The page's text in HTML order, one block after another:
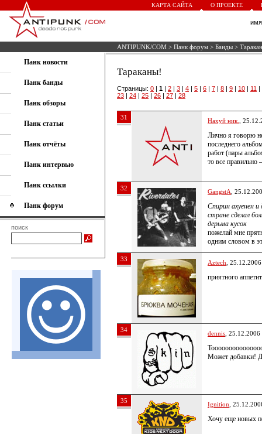
КАРТА САЙТА О ПРОЕКТЕ
ANTIPUNK/COM > Панк форум > Банды >
Панк новости
Панк банды
Панк обзоры
Панк статьи
Панк отчёты
Панк интервью
Панк ссылки
Панк форум
поиск
Тараканы!
Страницы: 0 | 1 | 2 | 3 | 4 | 5 | 6 | 7 | 8 | 9 | 10 | 11 |
23 | 24 | 25 | 26 | 27 | 28
31 Нахуй ник. ,
Лично я говорю
последнего
работ (пары
то все правильно
32 GangstA ,
Спирин ахуенен
стране сделал
дерьма кусок
пожелай мне
одним словом в
33 Aztech ,
приятного
34 dennis ,
Может добавки!
35 Ignition ,
Хочу еще новых